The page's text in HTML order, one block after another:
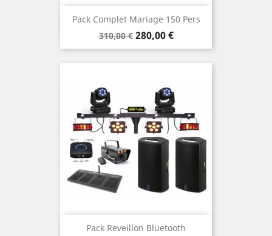
Pack Complet Mariage 150 Pers
Prix
de
310,00 € Prix
280,00 €
Pack Reveillon Bluetooth